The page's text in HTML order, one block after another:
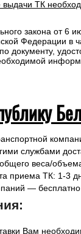
выдачи ТК
закона от 6
Федерации в
документу,
службами
веса/
приема ТК: 1-3
— бесплатно
Вам